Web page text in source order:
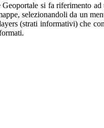
si fa riferimento
selezionandoli da un
(strati informativi) che